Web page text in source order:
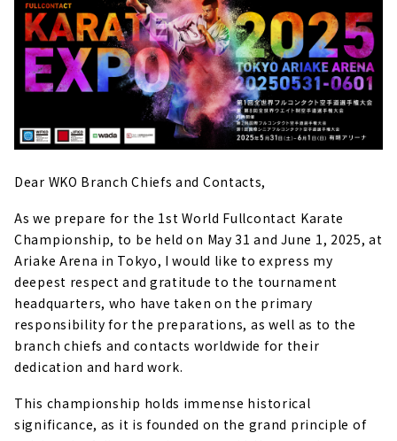
Dear WKO Branch Chiefs and Contacts,
As we prepare for the 1st World Fullcontact Karate
Championship, to be held on May 31 and June 1, 2025, at
Ariake Arena in Tokyo, I would like to express my
deepest respect and gratitude to the tournament
headquarters, who have taken on the primary
responsibility for the preparations, as well as to the
branch chiefs and contacts worldwide for their
dedication and hard work.
This championship holds immense historical
significance, as it is founded on the grand principle of